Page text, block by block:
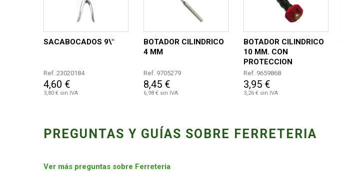
SACABOCADOS 9\"
Ref. 23020184
4,60 €
3,80 € sin IVA
BOTADOR CILINDRICO
4 MM
Ref. 9705279
8,45 €
6,98 € sin IVA
BOTADOR CILINDRICO
10 MM. CON
PROTECCION
Ref. 9659868
3,95 €
3,26 € sin IVA
PREGUNTAS Y GUÍAS SOBRE FERRETERIA
Ver más preguntas sobre Ferreteria